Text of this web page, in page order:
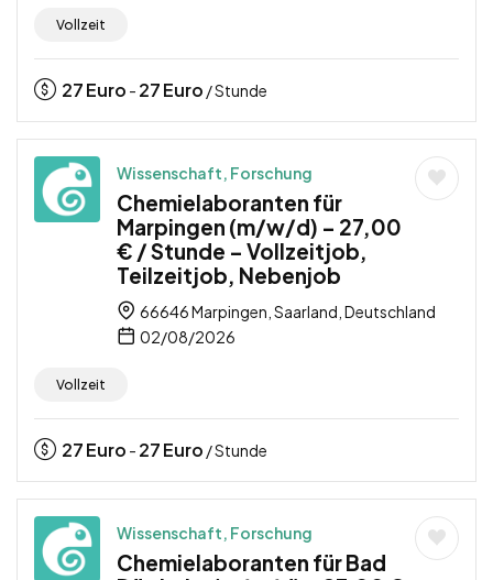
Vollzeit
27Euro - 27Euro / Stunde
Wissenschaft, Forschung
Chemielaboranten für
Marpingen (m/w/d) – 27,00
€ / Stunde – Vollzeitjob,
Teilzeitjob, Nebenjob
66646 Marpingen, Saarland, Deutschland
02/08/2026
Vollzeit
27Euro - 27Euro / Stunde
Wissenschaft, Forschung
Chemielaboranten für Bad